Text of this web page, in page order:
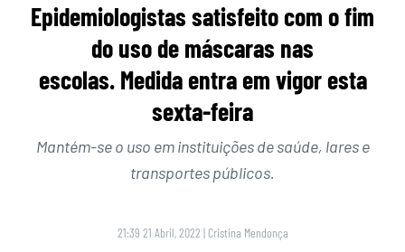
Epidemiologistas satisfeito com o fim
do uso de máscaras nas
escolas. Medida entra em vigor esta
sexta-feira
Mantém-se o uso em instituições de saúde, lares e
transportes públicos.
21:39 21 Abril, 2022 | Cristina Mendonça